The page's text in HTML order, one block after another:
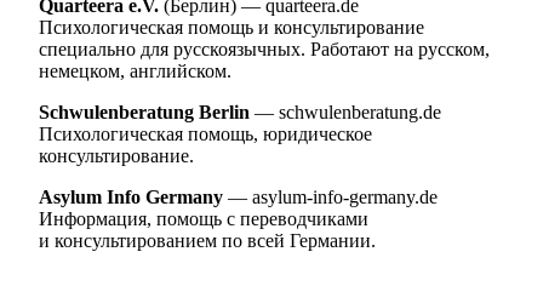
Quarteera e.V. (Берлин) — quarteera.de
Психологическая помощь и консультирование
специально для русскоязычных. Работают на русском,
немецком, английском.
Schwulenberatung Berlin — schwulenberatung.de
Психологическая помощь, юридическое
консультирование.
Asylum Info Germany — asylum-info-germany.de
Информация, помощь с переводчиками
и консультированием по всей Германии.